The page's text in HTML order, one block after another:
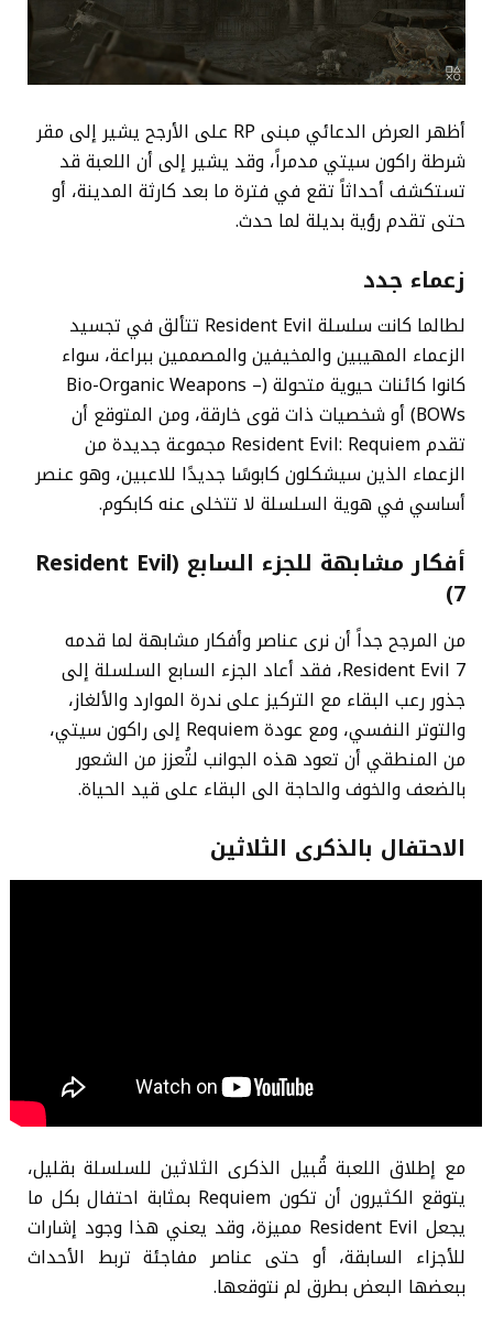
أظهر العرض الدعائي مبنى RP على الأرجح يشير إلى مقر
شرطة راكون سيتي مدمراً، وقد يشير إلى أن اللعبة قد
تستكشف أحداثاً تقع في فترة ما بعد كارثة المدينة، أو
حتى تقدم رؤية بديلة لما حدث.
زعماء جدد
لطالما كانت سلسلة Resident Evil تتألق في تجسيد
الزعماء المهيبين والمخيفين والمصممين ببراعة، سواء
كانوا كائنات حيوية متحولة (Bio-Organic Weapons –
BOWs) أو شخصيات ذات قوى خارقة، ومن المتوقع أن
تقدم Resident Evil: Requiem مجموعة جديدة من
الزعماء الذين سيشكلون كابوسًا جديدًا للاعبين، وهو عنصر
أساسي في هوية السلسلة لا تتخلى عنه كابكوم.
أفكار مشابهة للجزء السابع (Resident Evil
7)
من المرجح جداً أن نرى عناصر وأفكار مشابهة لما قدمه
Resident Evil 7، فقد أعاد الجزء السابع السلسلة إلى
جذور رعب البقاء مع التركيز على ندرة الموارد والألغاز،
والتوتر النفسي، ومع عودة Requiem إلى راكون سيتي،
من المنطقي أن تعود هذه الجوانب لتُعزز من الشعور
بالضعف والخوف والحاجة الى البقاء على قيد الحياة.
الاحتفال بالذكرى الثلاثين
مع إطلاق اللعبة قُبيل الذكرى الثلاثين للسلسلة بقليل،
يتوقع الكثيرون أن تكون Requiem بمثابة احتفال بكل ما
يجعل Resident Evil مميزة، وقد يعني هذا وجود إشارات
للأجزاء السابقة، أو حتى عناصر مفاجئة تربط الأحداث
ببعضها البعض بطرق لم نتوقعها.